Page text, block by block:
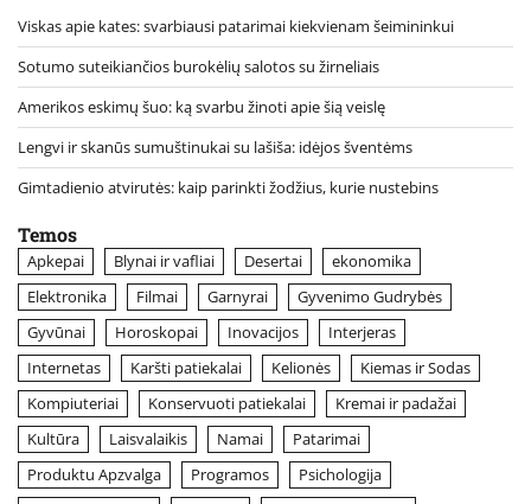
Viskas apie kates: svarbiausi patarimai kiekvienam šeimininkui
Sotumo suteikiančios burokėlių salotos su žirneliais
Amerikos eskimų šuo: ką svarbu žinoti apie šią veislę
Lengvi ir skanūs sumuštinukai su lašiša: idėjos šventėms
Gimtadienio atvirutės: kaip parinkti žodžius, kurie nustebins
Temos
Apkepai Blynai ir vafliai Desertai
ekonomika
Elektronika
Filmai Garnyrai
Gyvenimo Gudrybės
Gyvūnai
Horoskopai Inovacijos
Interjeras
Internetas
Karšti patiekalai Kelionės
Kiemas ir Sodas
Kompiuteriai
Konservuoti patiekalai
Kremai ir padažai
Kultūra
Laisvalaikis Namai
Patarimai
Produktu Apzvalga
Programos
Psichologija